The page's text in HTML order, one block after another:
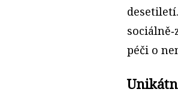
péči o